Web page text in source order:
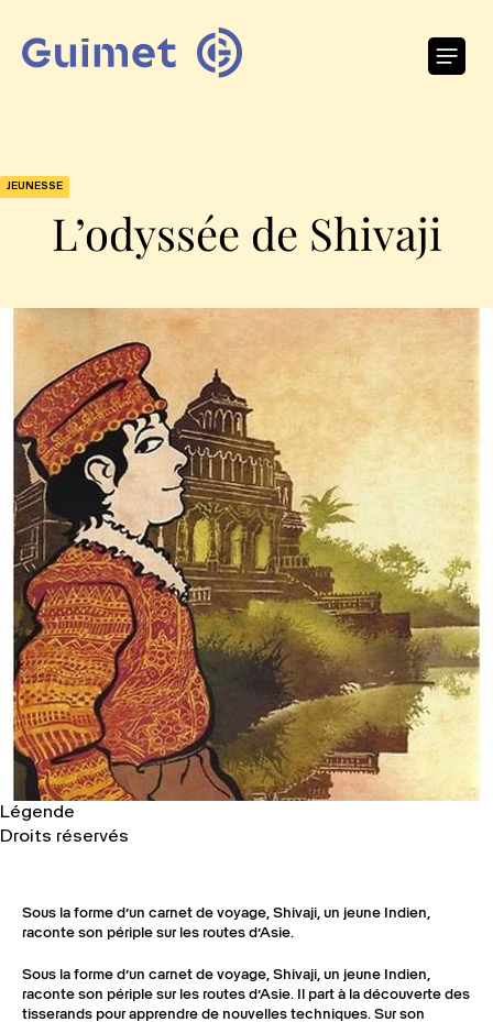
JEUNESSE
L’odyssée de Shivaji
Légende
Droits réservés
Sous la forme d’un carnet de voyage, Shivaji, un jeune Indien,
raconte son périple sur les routes d’Asie.
Sous la forme d’un carnet de voyage, Shivaji, un jeune Indien,
raconte son périple sur les routes d’Asie. Il part à la découverte des
tisserands pour apprendre de nouvelles techniques. Sur son